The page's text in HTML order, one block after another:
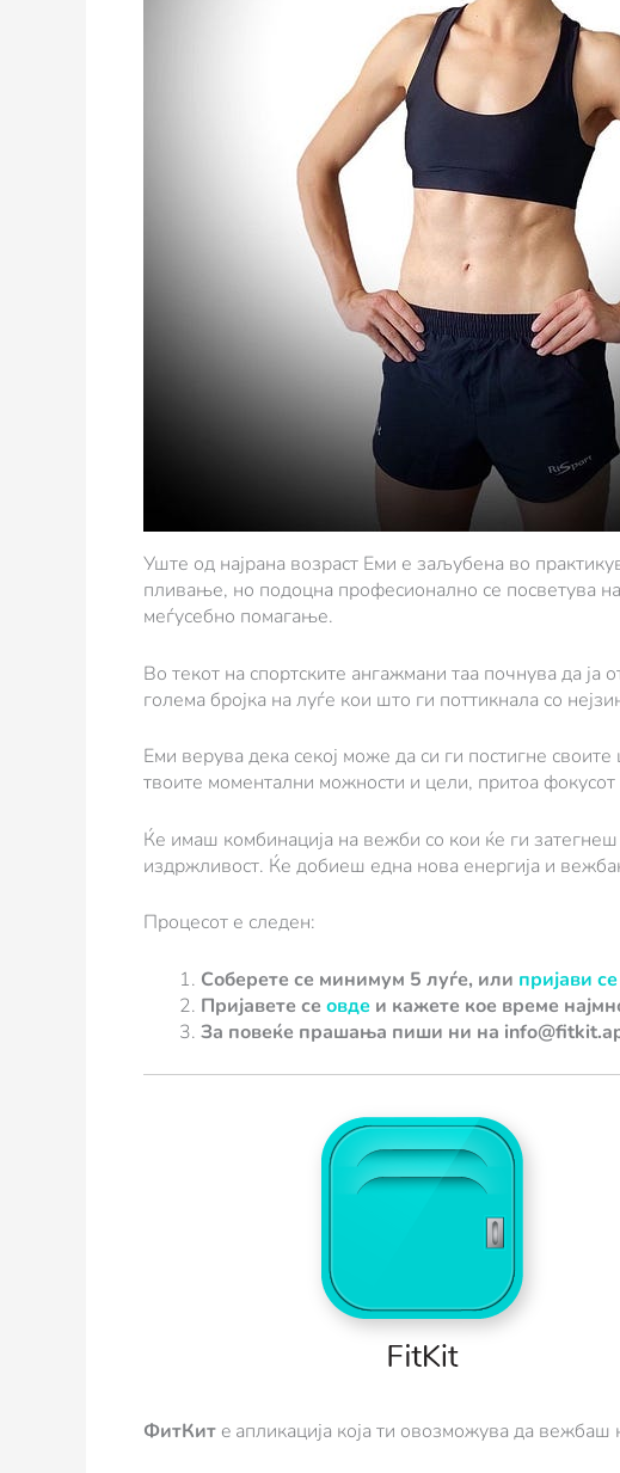
Уште од најрана возраст Еми е заљубена во
пливање, но подоцна професионално се посветува на
меѓусебно помагање.
Во текот на спортските ангажмани таа почнува да
голема бројка на луѓе кои што ги поттикнала со
Еми верува дека секој може да си ги постигне
твоите моментални можности и цели, притоа
Ќе имаш комбинација на вежби со кои ќе ги
издржливост. Ќе добиеш една нова енергија и
Процесот е следен:
Соберете се минимум 5 луѓе, или пријави се
Пријавете се овде и кажете кое време
За повеќе прашања пиши ни на
ФитКит e апликација која ти овозможува да